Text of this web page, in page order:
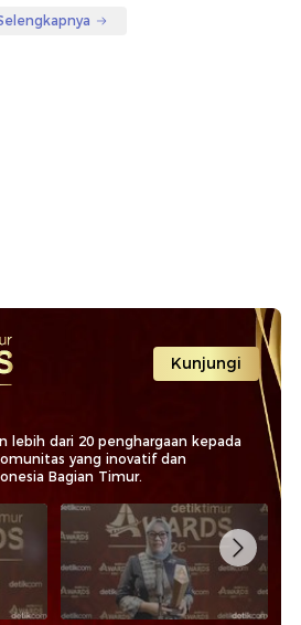
Kunjungi
lebih dari 20 penghargaan kepada
yang inovatif dan
Bagian Timur.